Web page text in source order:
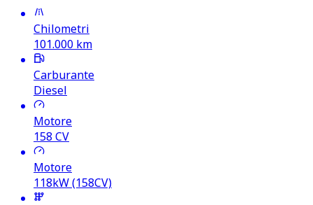
Chilometri
101.000 km
Carburante
Diesel
Motore
158 CV
Motore
118kW (158CV)